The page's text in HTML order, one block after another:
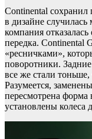
Continental
в дизайне
компания
передка. Continental
«ресничками»,
поворотники.
все же стали
Разумеется,
пересмотрена
установлены колеса